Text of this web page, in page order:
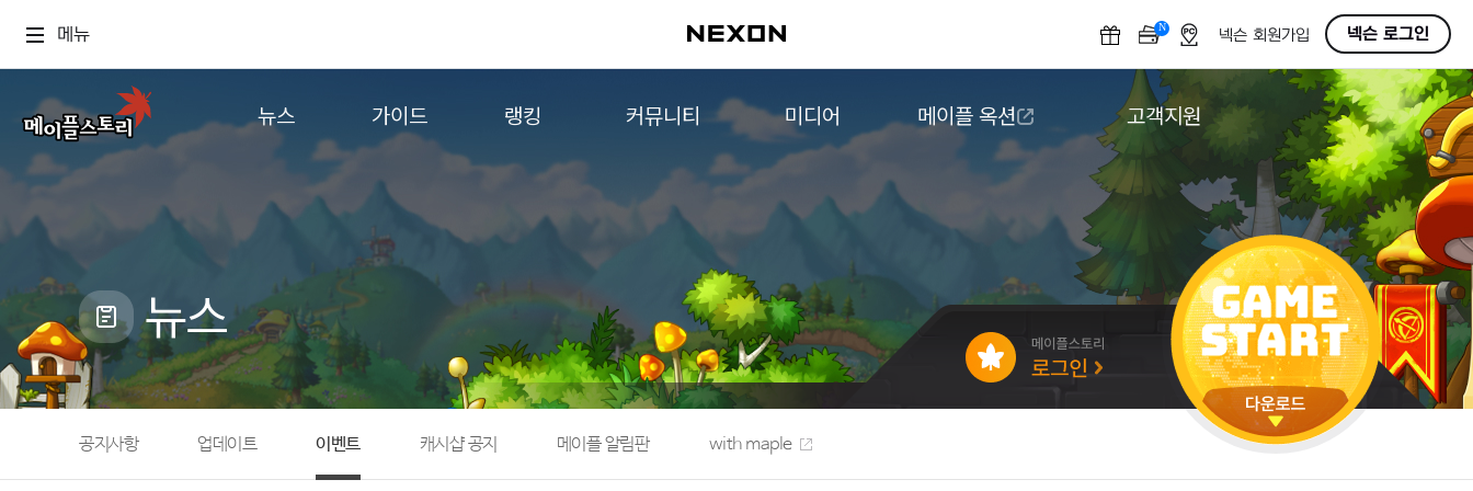
메뉴 N OFF넥슨 회원가입 넥슨 로그인
뉴스
공지사항
업데이트
캐시샵 공지
메이플 알림판
with maple
가이드
게임정보
직업소개
확률형 아이템
NEXON NOW
랭킹
컨텐츠 랭킹
커뮤니티
자유게시판
메이플 아트
메이플스토리 파트너스
AI Style Finder
미니게임
커뮤니티 아카이브
미디어
영상
메이플 옥션 고객지원
도움말/1:1문의
버그악용/불법프로그램 신고
게임 접근성
뉴스
공지사항 업데이트 이벤트 캐시샵 공지 메이플 알림판 with maple